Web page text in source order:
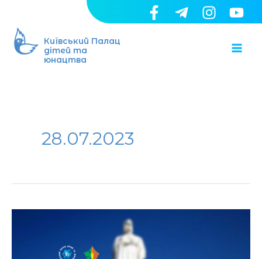
вмісту
Київський Палац
дітей та
юнацтва
28.07.2023